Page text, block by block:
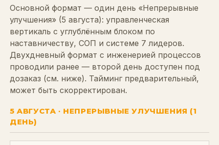
Основной формат — один день «Непрерывные
улучшения» (5 августа): управленческая
вертикаль с углублённым блоком по
наставничеству, СОП и системе 7 лидеров.
Двухдневный формат с инженерией процессов
проводили ранее — второй день доступен под
дозаказ (см. ниже). Тайминг предварительный,
может быть скорректирован.
5 АВГУСТА · НЕПРЕРЫВНЫЕ УЛУЧШЕНИЯ (1
ДЕНЬ)